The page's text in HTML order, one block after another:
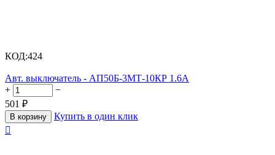
КОД:424
Авт. выключатель - АП50Б-3МТ-10КР 1.6А
+
−
501 ₽
В корзину
Купить в один клик
